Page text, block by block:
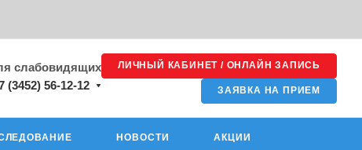
слабовидящих
(3452) 56-12-12
ЛИЧНЫЙ КАБИНЕТ / ОНЛАЙН ЗАПИСЬ
ЗАЯВКА НА ПРИЕМ
НОВОСТИ АКЦИИ